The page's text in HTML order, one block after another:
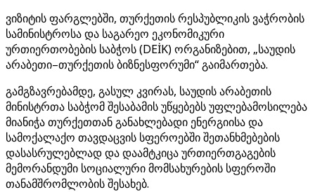
ვიზიტის ფარგლებში, თურქეთის რესპუბლიკის ვაჭრობის
სამინისტროსა და საგარეო ეკონომიკური
ურთიერთობების საბჭოს (DEİK) ორგანიზებით, „საუდის
არაბეთი–თურქეთის ბიზნესფორუმი“ გაიმართება.
გამგზავრებამდე, გასულ კვირას, საუდის არაბეთის
მინისტრთა საბჭომ შესაბამის უწყებებს უფლებამოსილება
მიანიჭა თურქეთთან განახლებადი ენერგიისა და
სამოქალაქო თავდაცვის სფეროებში შეთანხმებების
დასასრულებლად და დაამტკიცა ურთიერთგაგების
მემორანდუმი სოციალური მომსახურების სფეროში
თანამშრომლობის შესახებ.